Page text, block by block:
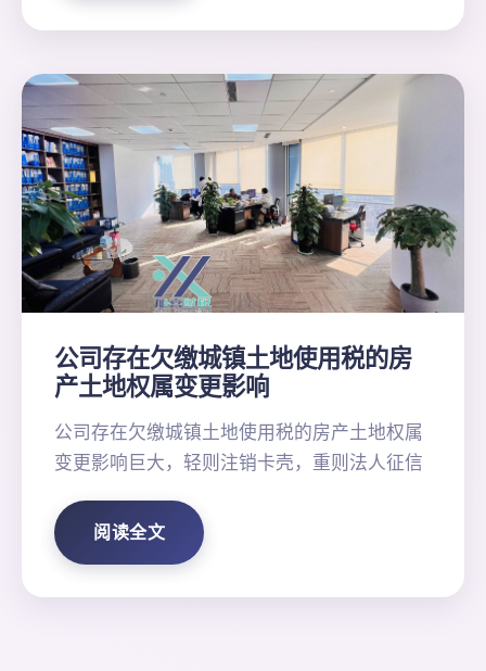
公司存在欠缴城镇土地使用税的房
产土地权属变更影响
公司存在欠缴城镇土地使用税的房产土地权属
变更影响巨大，轻则注销卡壳，重则法人征信
阅读全文